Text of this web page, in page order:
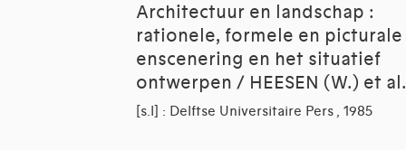
Architectuur en landschap :
rationele, formele en picturale
enscenering en het situatief
ontwerpen / HEESEN (W.) et al.
[s.l] : Delftse Universitaire Pers , 1985